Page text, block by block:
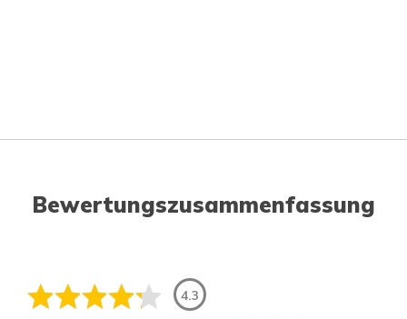
Bewertungszusammenfassung
4.3